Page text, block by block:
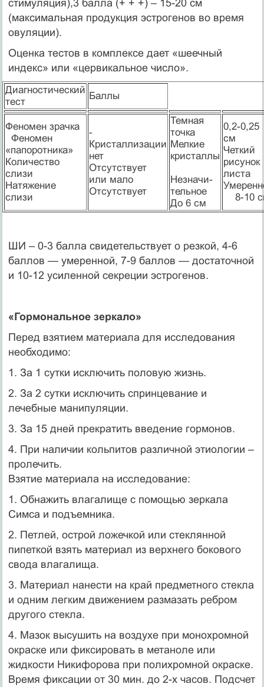
стимуляция),3 бал­ла (+ + +) – 15-20 см
(максимальная продукция эстрогенов во время
овуляции).
Оценка тестов в комплексе дает «шеечный
индекс» или «цервикальное число».
Диагностический
тест
Баллы
Феномен зрачка
Феномен
«папоротника»
Количество
слизи
Натяжение
слизи
-
Кристаллизации
нет
Отсутствует
или мало
Отсутствует
Темная
точка
Мелкие
кристаллы
Незначи-
тельное
До 6 см
0,2-0,25
см
Четкий
рисунок
листа
8-10
ШИ – 0-3 балла свидетельствует о резкой, 4-6
баллов — умеренной, 7-9 баллов — достаточной
и 10-12 усиленной секре­ции эстрогенов.
«Гормональное зеркало»
Перед взятием материала для исследования
необходимо:
1. За 1 сутки исключить половую жизнь.
2. За 2 сутки исключить спринцевание и
лечебные манипуля­ции.
3. За 15 дней прекратить введение гормонов.
4. При наличии кольпитов различной этиологии –
пролечить.
Взятие материала на исследование:
1. Обнажить влагалище с помощью зеркала
Симса и подъ­емника.
2. Петлей, острой ложечкой или стеклянной
пипеткой взять материал из верхнего бокового
свода влагалища.
3. Материал нанести на край предметного стекла
и одним лег­ким движением размазать ребром
другого стекла.
4. Мазок высушить на воздухе при монохромной
окраске или фиксировать в метаноле или
жидкости Никифорова при полихромной окраске.
Время фиксации от 30 мин. до 2-х часов. Подсчет